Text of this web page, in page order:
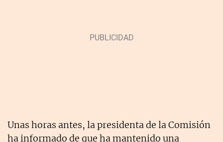
Unas horas antes, la presidenta de la Comisión
ha informado de que ha mantenido una